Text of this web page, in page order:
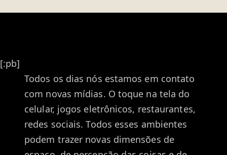
[:pb]
Todos os dias nós estamos em contato
com novas mídias. O toque na tela do
celular, jogos eletrônicos, restaurantes,
redes sociais. Todos esses ambientes
podem trazer novas dimensões de